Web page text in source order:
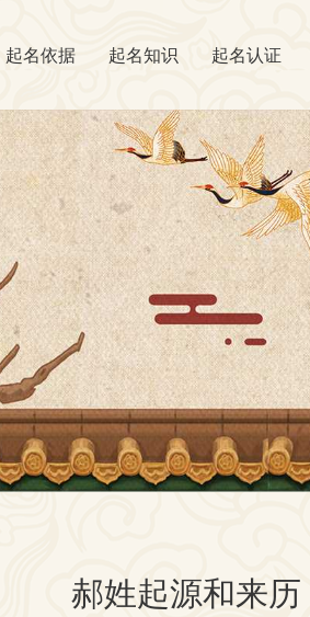
起名依据 起名知识 起名认证
郝姓起源和来历